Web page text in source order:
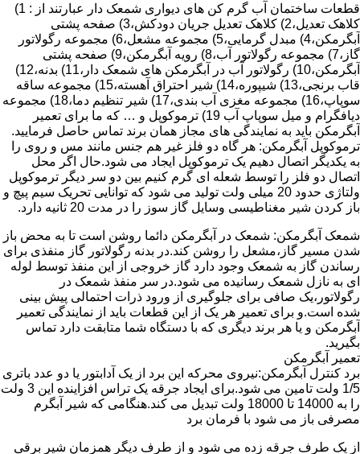
قطعات ساختمان آب گرم کن های دیواری شمعک دار عبارتند از : 1)
کلاهک تعدیل،2) کلاهک تعدیل جریان دودکش،3) صفحه پشتی
آبگرمکن،4) مبدل گرمایی،5) مجموعه مشعل،6) مجموعه رگولاتور
گاز،7) مجموعه رگولاتور آب،8) رویه آبگرمکن،9) صفحه پشتی
آبگرمکن،10) رگولاتور آب در آبگرمکن های شمعک دار،11) بدنه،12)
قاب برنجی،13) شیپوره،14) شیر احتراق آهسته،15) مجموعه ساقه
سوپاپ،16) مجموعه مغزی آب بندی،17) شیر تنظیم دما،18) مجموعه
دیافگرام و میل سوپاپ آب 19) ترموکوپل و … که ما برای تعمیر
آبگرمکن باید به نمایندگی های مجاز همان برند تماس حاصل فرمایید.
ترموکوپل آبگرمکن: هر گاه دو فلز غیر هم جنس مانند مس و روی را
به یکدیگر اتصال دهیم یک ترموکوپل ایجاد می شود.حال اگر محل
اتصال دو فلز را توسط شعله ای گرم کنیم بین دو سر دیگر ترموکوپل
ولتاژی حدود 20 میلی ولت تولید می شود که توانایی تحریک سیم پیچ و
باز کردن شیر مغناطیسی وسایل گاز سوز را در مدت 20 ثانیه دارد.
شمعک آبگرمکن: شمعک در آبگرمکن دائما روشن است تا به محض باز
شدن مسیر گاز،مشعل را روشن کند.در بدنه رگولاتور گاز منفذی برای
رساندن گاز به شمعک وجود دارد گاز خروجی از این منفذ توسط لوله
ای به نازل شمعک رسانیده می شود.در سر منفذ شمعک در
رگولاتور،یک صافی برای جلوگیری از ورود ذرات احتمالی پیش بینی
شده است.و برای تعمیر هر یک از این قطعات باید از نمایندگی تعمیر
آبگرمکن و یا هر برند دیگری که با دستگاه شما متابقت دارد تماس
بگیرید.
تعمیر آبگرمکن
برد کنترل آبگرمکن:نیروی محرکه این برد از یک آدابتور یا دو عدد باتری
1/5 ولت تامین می شود.برای ایجاد جرقه یک تراس افزاینده این 3 ولت
را به 14000 تا 18000 ولت تبدیل می کند.هنگامی که شیر آبگرم
مصرفی باز می شود با فرمان برد
از یک طرف جرقه زده می شود و از طرف دیگر همزمان شیر برقی